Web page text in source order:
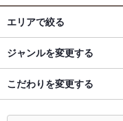
エリアで絞る
ジャンルを変更する
こだわりを変更する